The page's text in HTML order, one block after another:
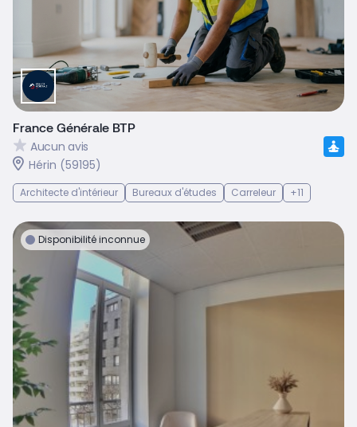
France Générale BTP
Aucun avis
Hérin (59195)
Architecte d'intérieur Bureaux d'études Carreleur +11
Disponibilité inconnue